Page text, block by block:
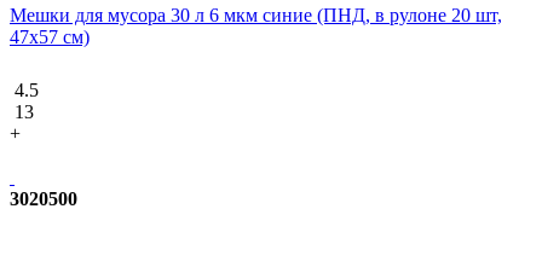
Мешки для мусора 30 л 6 мкм синие (ПНД, в рулоне 20 шт,
47х57 см)
4.5
13
+
3020500